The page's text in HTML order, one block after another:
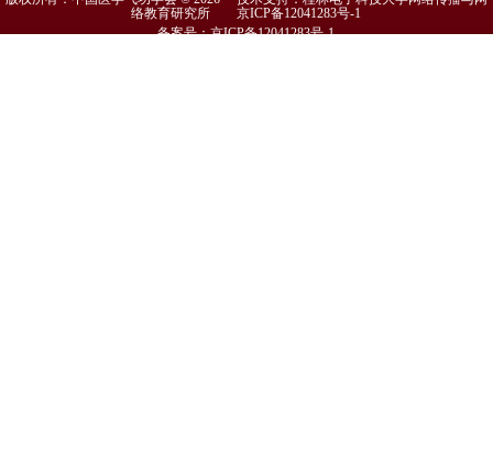
络教育研究所京ICP备12041283号-1
备案号：京ICP备12041283号-1